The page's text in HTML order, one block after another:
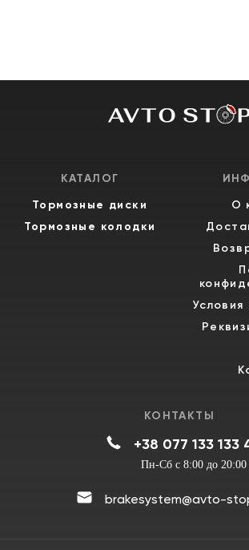
КАТАЛОГ
Тормозные диски
Тормозные колодки
О
Условия
КОНТАКТЫ
+38 077 133 133
Пн-Сб с 8:00 до 20:00
brakesystem@avto-